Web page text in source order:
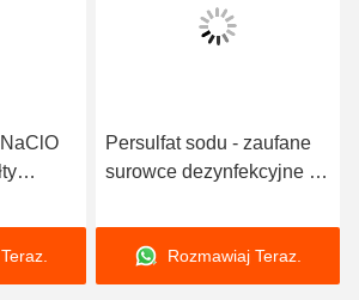
Persulfat sodu - zaufane
surowce dezynfekcyjne do
Rozmawiaj Teraz.